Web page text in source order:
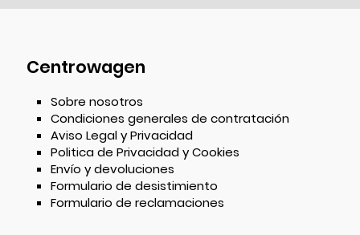
Centrowagen
Sobre nosotros
Condiciones generales de contratación
Aviso Legal y Privacidad
Politica de Privacidad y Cookies
Envío y devoluciones
Formulario de desistimiento
Formulario de reclamaciones